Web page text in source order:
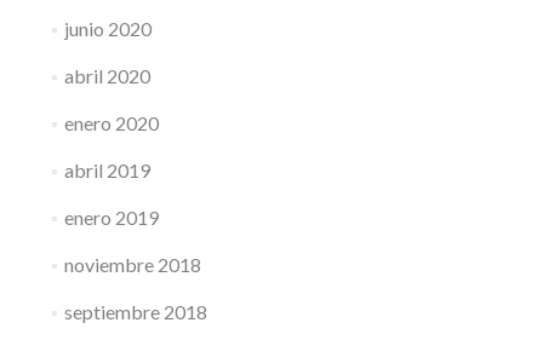
junio 2020
abril 2020
enero 2020
abril 2019
enero 2019
noviembre 2018
septiembre 2018